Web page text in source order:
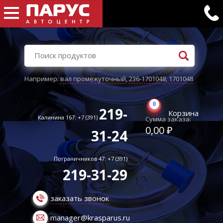
Например:вал промежуточный,236-1701048,1701048
Калинина 167: +7 (391) 219-
31-24
Пограничников 47: +7 (391)
219-31-29
заказать звонок
manager@krasparus.ru
0
Корзина
Сумма заказа:
0,00 ₽